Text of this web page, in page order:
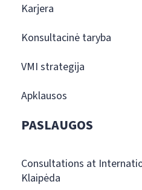
Karjera
Konsultacinė taryba
VMI strategija
Apklausos
PASLAUGOS
Consultations at
Klaipėda